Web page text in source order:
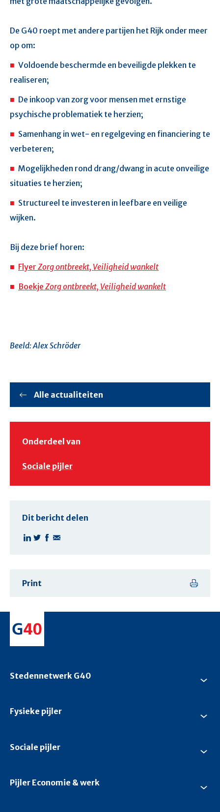
De G40 roept met andere partijen het Rijk onder meer
op om:
Voldoende beschermde en beveiligde plekken te
realiseren;
De inkoop van zorg voor mensen met ernstige
psychische problematiek te herzien;
Samenhang in wet- en regelgeving en financiering te
verbeteren;
Mogelijkheden rond drang/dwang in acute onveilige
situaties te herzien;
Structureel te investeren in leefbare en veilige
wijken.
Bij deze brief horen:
Flyer Zorg ontbreekt, Veiligheid wankelt
Boekje Zorg ontbreekt, Veiligheid wankelt
Beeld: Alex Schröder
Alle actualiteiten
Onderdeel van
Sociale pijler
Dit bericht delen
Print
Stedennetwerk G40
Fysieke pijler
Sociale pijler
Pijler Economie & werk